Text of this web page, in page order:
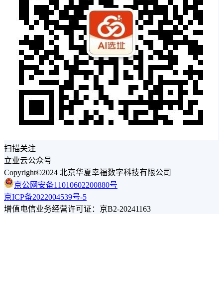
扫描关注
立业云公众号
Copyright©2024 北京华夏幸福数字科技有限公司
京公网安备11010602200880号
京ICP备2022004539号-5
增值电信业务经营许可证：京B2-20241163